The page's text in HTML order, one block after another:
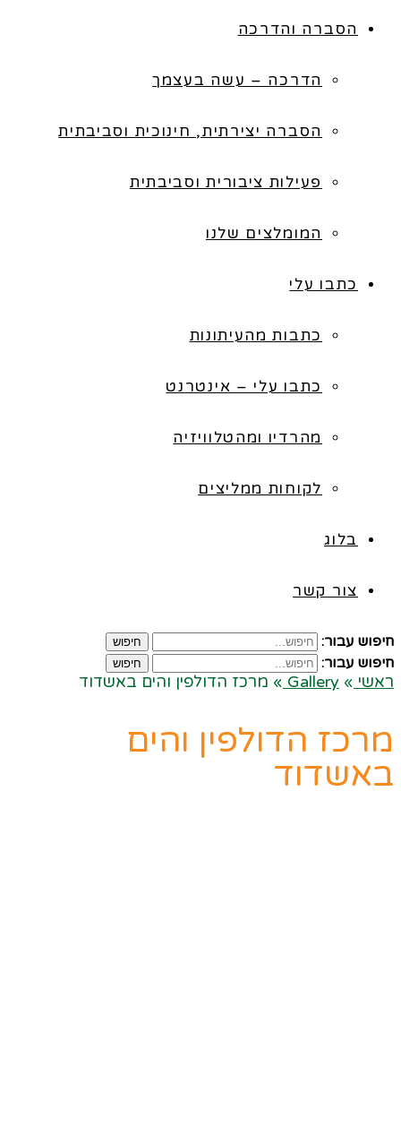
הסברה והדרכה
הדרכה – עשה בעצמך
הסברה יצירתית, חינוכית וסביבתית
פעילות ציבורית וסביבתית
המומלצים שלנו
כתבו עלי
כתבות מהעיתונות
כתבו עלי – אינטרנט
מהרדיו ומהטלוויזיה
לקוחות ממליצים
בלוג
צור קשר
חיפוש עבור: חיפוש
חיפוש עבור: חיפוש
ראשי »
Gallery
» מרכז הדולפין והים באשדוד
מרכז הדולפין והים
באשדוד